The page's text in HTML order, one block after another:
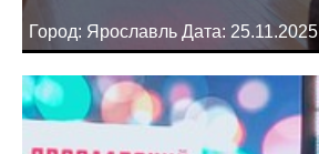
Город: Ярославль Дата: 25.11.2025